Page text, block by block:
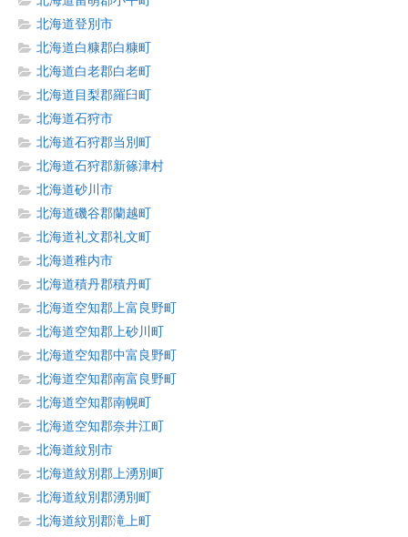
北海道登別市
北海道白糠郡白糠町
北海道白老郡白老町
北海道目梨郡羅臼町
北海道石狩市
北海道石狩郡当別町
北海道石狩郡新篠津村
北海道砂川市
北海道磯谷郡蘭越町
北海道礼文郡礼文町
北海道稚内市
北海道積丹郡積丹町
北海道空知郡上富良野町
北海道空知郡上砂川町
北海道空知郡中富良野町
北海道空知郡南富良野町
北海道空知郡南幌町
北海道空知郡奈井江町
北海道紋別市
北海道紋別郡上湧別町
北海道紋別郡湧別町
北海道紋別郡滝上町